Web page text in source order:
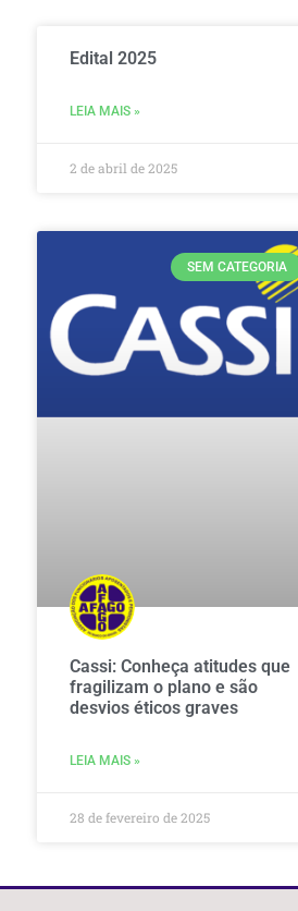
Edital 2025
LEIA MAIS »
2 de abril de 2025
SEM CATEGORIA
Cassi: Conheça atitudes que
fragilizam o plano e são
desvios éticos graves
LEIA MAIS »
28 de fevereiro de 2025